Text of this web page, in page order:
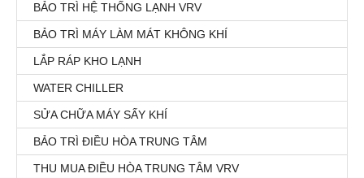
BẢO TRÌ HỆ THỐNG LẠNH VRV
BẢO TRÌ MÁY LÀM MÁT KHÔNG KHÍ
LẮP RÁP KHO LẠNH
WATER CHILLER
SỬA CHỮA MÁY SẤY KHÍ
BẢO TRÌ ĐIỀU HÒA TRUNG TÂM
THU MUA ĐIỀU HÒA TRUNG TÂM VRV